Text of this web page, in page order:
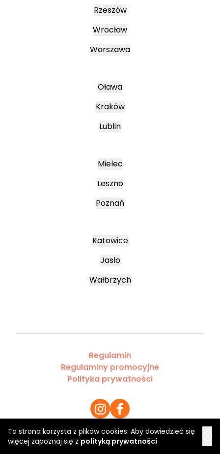
Ta strona korzysta z plików cookies. Aby dowiedzieć się
więcej zapoznaj się z polityką prywatności
Rzeszów
Wrocław
Warszawa
Oława
Kraków
Lublin
Mielec
Leszno
Poznań
Katowice
Jasło
Wałbrzych
Regulamin
Regulaminy promocyjne
Polityka prywatności
Copyright 2026 Saloner Sp. z o.o.